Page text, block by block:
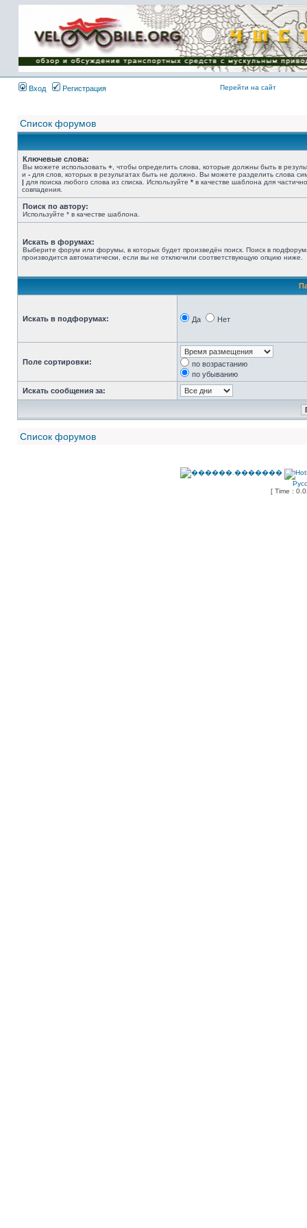
Имя пользователя:
Пароль:
{ LOG_ME_IN_SHORT
}
Вход
Регистрация Перейти на сайт
Список форумов
Ключевые слова:
Вы можете использовать + , чтобы определить слова, которые должны быть в
и - для слов, которых в результатах быть не должно. Вы можете разделить слова
| для поиска любого слова из списка. Используйте * в качестве шаблона для
совпадения.
Поиск по автору:
Используйте * в качестве шаблона.
Искать в форумах:
Выберите форум или форумы, в которых будет произведён поиск. Поиск в
производится автоматически, если вы не отключили соответствующую опцию ниже.
Искать в подфорумах: Да Нет
Поле сортировки:
по возрастанию
по убыванию
Искать сообщения за:
Список форумов
[ Time :